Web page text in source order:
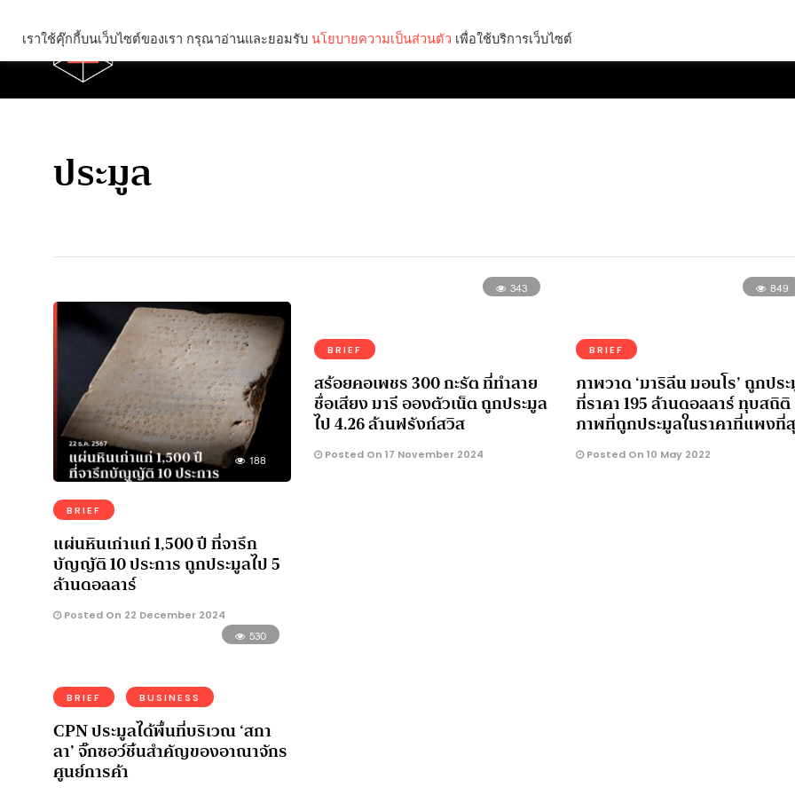
ประมูล
188
BRIEF
แผ่นหินเก่าแก่ 1,500 ปี ที่จารึก
บัญญัติ 10 ประการ ถูกประมูลไป 5
ล้านดอลลาร์
Posted On 22 December 2024
343
BRIEF
สร้อยคอเพชร 300 กะรัต ที่ทำลาย
ชื่อเสียง มารี อองตัวเน็ต ถูกประมูล
ไป 4.26 ล้านฟรังก์สวิส
Posted On 17 November 2024
849
BRIEF
ภาพวาด ‘มาริลีน มอนโร’ ถูกปร
ที่ราคา 195 ล้านดอลลาร์ ทุบสถิติ
ภาพที่ถูกประมูลในราคาที่แพงที่
Posted On 10 May 2022
530
BRIEF BUSINESS
CPN ประมูลได้พื้นที่บริเวณ ‘สกา
ลา’ จิ๊กซอว์ชิ้นสำคัญของอาณาจักร
ศูนย์การค้า
เราใช้คุ๊กกี้บนเว็บไซต์ของเรา กรุณาอ่านและยอมรับ นโยบายความเป็นส่วนตัว เพื่อใช้บริการเว็บไซต์